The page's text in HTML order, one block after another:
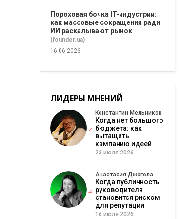
Пороховая бочка IT-индустрии:
как массовые сокращения ради
ИИ раскалывают рынок
(founder.ua)
16.06.2026
ЛИДЕРЫ МНЕНИЙ
Константин Мельников
Когда нет большого
бюджета: как
вытащить
кампанию идеей
23 июля 2026
Анастасия Джогола
Когда публичность
руководителя
становится риском
для репутации
16 июля 2026